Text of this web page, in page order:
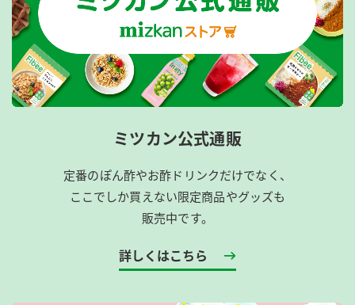
ミツカン公式通販
定番のぽん酢やお酢ドリンクだけでなく、
ここでしか買えない限定商品やグッズも
販売中です。
詳しくはこちら